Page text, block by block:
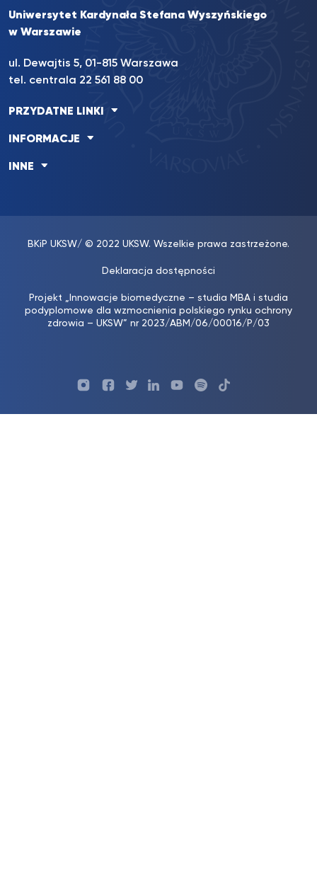
Uniwersytet Kardynała Stefana Wyszyńskiego
w Warszawie
ul. Dewajtis 5, 01-815 Warszawa
tel. centrala 22 561 88 00
PRZYDATNE LINKI
INFORMACJE
INNE
BKiP UKSW/ © 2022 UKSW. Wszelkie prawa zastrzeżone.
Deklaracja dostępności
Projekt „Innowacje biomedyczne – studia MBA i studia
podyplomowe dla wzmocnienia polskiego rynku ochrony
zdrowia – UKSW” nr 2023/ABM/06/00016/P/03
Profil ProfilProfilProfil UKSWProfilUKSW